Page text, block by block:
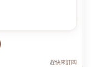
趕快來訂閱